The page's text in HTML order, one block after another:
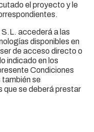
el proyecto y le
accederá a las
disponibles en
de acceso directo o
indicado en los
Condiciones
también se
que se deberá prestar